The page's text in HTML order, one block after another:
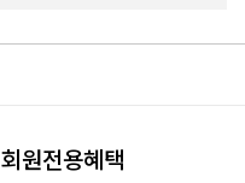
회원전용혜택